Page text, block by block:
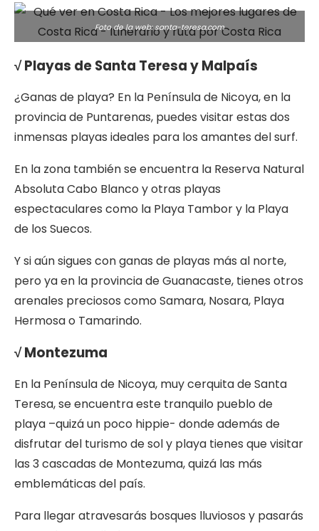
Foto de la web: santa-teresa.com
√ Playas de Santa Teresa y Malpaís
¿Ganas de playa? En la Península de Nicoya, en la
provincia de Puntarenas, puedes visitar estas dos
inmensas playas ideales para los amantes del surf.
En la zona también se encuentra la Reserva Natural
Absoluta Cabo Blanco y otras playas
espectaculares como la Playa Tambor y la Playa
de los Suecos.
Y si aún sigues con ganas de playas más al norte,
pero ya en la provincia de Guanacaste, tienes otros
arenales preciosos como Samara, Nosara, Playa
Hermosa o Tamarindo.
√ Montezuma
En la Península de Nicoya, muy cerquita de Santa
Teresa, se encuentra este tranquilo pueblo de
playa –quizá un poco hippie- donde además de
disfrutar del turismo de sol y playa tienes que visitar
las 3 cascadas de Montezuma, quizá las más
emblemáticas del país.
Para llegar atravesarás bosques lluviosos y pasarás